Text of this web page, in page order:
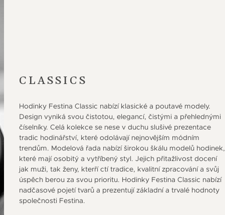
CLASSICS
Hodinky Festina Classic nabízí klasické a poutavé modely.
Design vyniká svou čistotou, elegancí, čistými a přehlednými
číselníky. Celá kolekce se nese v duchu slušivé prezentace
tradic hodinářství, které odolávají nejnovějším módním
trendům. Modelová řada nabízí širokou škálu modelů hodinek,
které mají osobitý a vytříbený styl. Jejich přitažlivost docení
jak muži, tak ženy, kterří ctí tradice, kvalitní zpracování a svůj
úspěch berou za svou prioritu. Hodinky Festina Classic nabízí
nadčasové pojetí tvarů a prezentují základní a trvalé hodnoty
společnosti Festina.